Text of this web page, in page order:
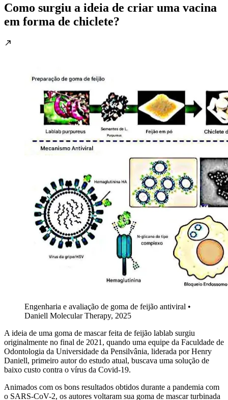
Como surgiu a ideia de criar uma vacina
em forma de chiclete?
Engenharia e avaliação de goma de feijão antiviral •
Daniell Molecular Therapy, 2025
A ideia de uma goma de mascar feita de feijão lablab surgiu
originalmente no final de 2021, quando uma equipe da Faculdade de
Odontologia da Universidade da Pensilvânia, liderada por Henry
Daniell, primeiro autor do estudo atual, buscava uma solução de
baixo custo contra o vírus da Covid-19.
Animados com os bons resultados obtidos durante a pandemia com
o SARS-CoV-2, os autores voltaram sua goma de mascar turbinada